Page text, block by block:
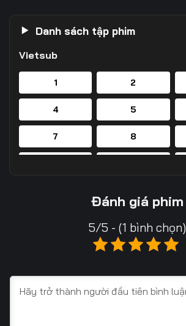
Danh sách tập phim
Vietsub
1 2
4 5
7 8
20
25 26
Đánh giá phim
5/5 - (1 bình chọn)